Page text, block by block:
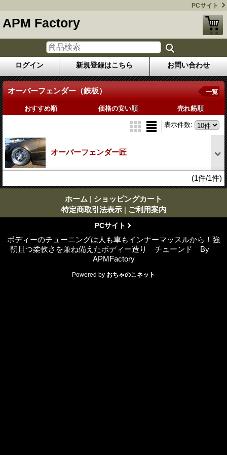
PCサイト
APM Factory
ログイン 新規登録はこちら お問い合わせ
オーバーフェンダー（鉄板） 一覧
おすすめ順 価格の安い順 売れ筋順
表示件数:
オーバーフェンダー匠
(1件/1件)
ホーム | ショッピングカート
特定商取引法表示 | ご利用案内
PCサイト
ボディーのチューニングは人も車もインナーマッスルから！強
靭且つ柔軟さを兼ね備えたボディー造り チューンド By
APMFactory
Powered by おちゃのこネット